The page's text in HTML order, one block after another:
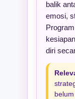
balik
emosi,
diri